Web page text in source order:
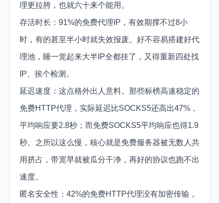
理更拉胯，也就六十来个能用。
存活时长：91%的免费代理IP，有效期撑不过8小
时，有的甚至半小时就失效报废。好不容易搭建好代
理池，睡一觉起来大半IP全都挂了，又得重新四处找
IP、挨个检测。
延迟速度：这点格外出人意料。那些标榜高速稳定的
免费HTTP代理，实际延迟比SOCKS5还高出47%，
平均响应要2.8秒；而免费SOCKS5平均响应也得1.9
秒。之所以这么慢，核心就是免费服务器被无数人共
用挤占，带宽早就被瓜分干净，再好的协议也跑不出
速度。
匿名安全性：42%的免费HTTP代理没有加密传输，